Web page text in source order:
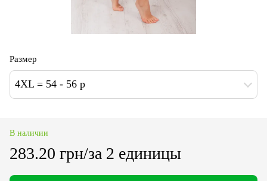
Размер
4XL = 54 - 56 p
В наличии
283.20 грн/за 2 единицы